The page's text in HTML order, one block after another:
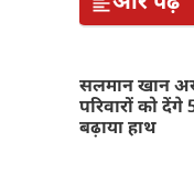
सलमान खान
परिवारों को
बढ़ाया हाथ